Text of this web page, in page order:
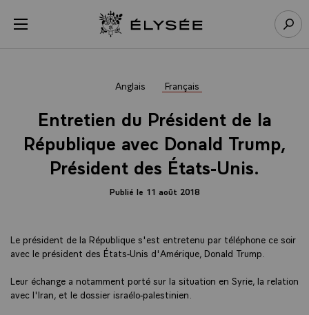
menu Retour à l’accueil Élysée
Anglais Français
Entretien du Président de la
République avec Donald Trump,
Président des États-Unis.
Publié le 11 août 2018
Le président de la République s'est entretenu par téléphone ce soir
avec le président des États-Unis d'Amérique, Donald Trump.
Leur échange a notamment porté sur la situation en Syrie, la relation
avec l'Iran, et le dossier israélo-palestinien.
Panneau de gestion des cookies